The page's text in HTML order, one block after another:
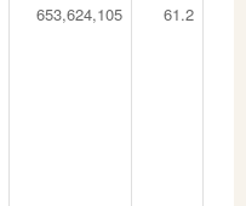
653,624,105 61.2